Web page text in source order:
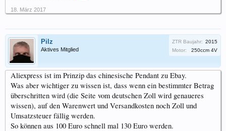
18. März 2017
Pilz
Aktives Mitglied
ZTR Baujahr: 2015
Motor:
250ccm 4V
Aliexpress ist im Prinzip das chinesische Pendant zu Ebay.
Was aber wichtiger zu wissen ist, dass wenn ein bestimmter Betrag
überschritten wird (die Seite vom deutschen Zoll wird genaueres
wissen), auf den Warenwert und Versandkosten noch Zoll und
Umsatzsteuer fällig werden.
So können aus 100 Euro schnell mal 130 Euro werden.